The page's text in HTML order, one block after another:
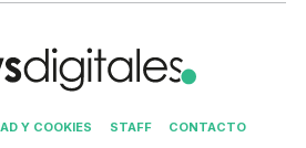
Y COOKIES STAFF CONTACTO